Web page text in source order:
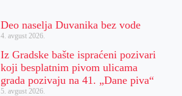
Deo naselja Duvanika bez vode
4. avgust 2026.
Iz Gradske bašte ispraćeni pozivari
koji besplatnim pivom ulicama
grada pozivaju na 41. „Dane piva“
5. avgust 2026.